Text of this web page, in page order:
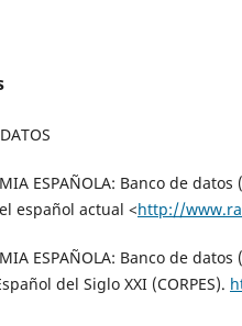
ESPAÑOLA: Banco de
español actual <http://
ESPAÑOLA: Banco de
del Siglo XXI (CORPES).